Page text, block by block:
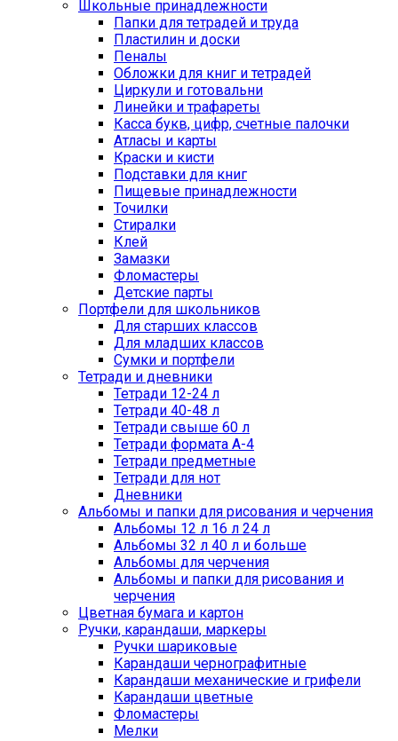
Школьные принадлежности
Папки для тетрадей и труда
Пластилин и доски
Пеналы
Обложки для книг и тетрадей
Циркули и готовальни
Линейки и трафареты
Касса букв, цифр, счетные палочки
Атласы и карты
Краски и кисти
Подставки для книг
Пищевые принадлежности
Точилки
Стиралки
Клей
Замазки
Фломастеры
Детские парты
Портфели для школьников
Для старших классов
Для младших классов
Сумки и портфели
Тетради и дневники
Тетради 12-24 л
Тетради 40-48 л
Тетради свыше 60 л
Тетради формата А-4
Тетради предметные
Тетради для нот
Дневники
Альбомы и папки для рисования и черчения
Альбомы 12 л 16 л 24 л
Альбомы 32 л 40 л и больше
Альбомы для черчения
Альбомы и папки для рисования и
черчения
Цветная бумага и картон
Ручки, карандаши, маркеры
Ручки шариковые
Карандаши чернографитные
Карандаши механические и грифели
Карандаши цветные
Фломастеры
Мелки